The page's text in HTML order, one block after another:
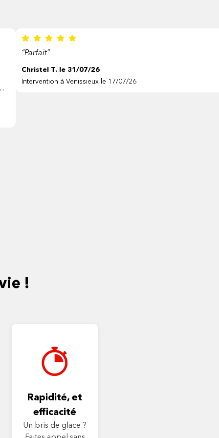
“Parfait”
Christel T. le 31/07/26
Intervention à Venissieux le 17/07/26
!
Rapidité, et
efficacité
Un bris de glace ?